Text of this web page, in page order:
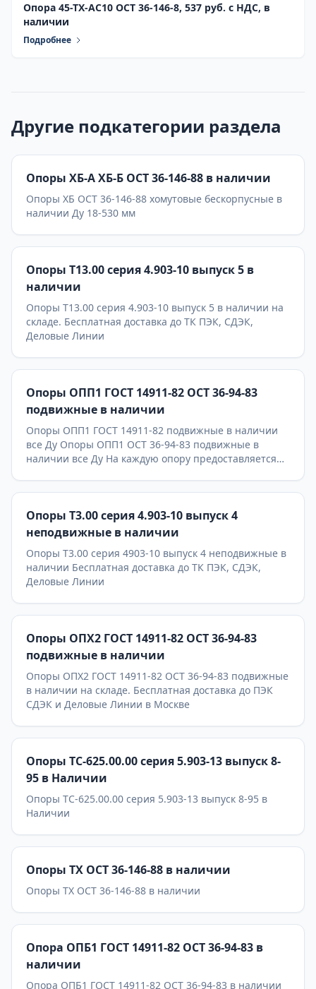
Опора 45-ТХ-АС10 ОСТ 36-146-8, 537 руб. с НДС, в
наличии
Подробнее
Другие подкатегории раздела
Опоры ХБ-А ХБ-Б ОСТ 36-146-88 в наличии
Опоры ХБ ОСТ 36-146-88 хомутовые бескорпусные в
наличии Ду 18-530 мм
Опоры Т13.00 серия 4.903-10 выпуск 5 в
наличии
Опоры Т13.00 серия 4.903-10 выпуск 5 в наличии на
складе. Бесплатная доставка до ТК ПЭК, СДЭК,
Деловые Линии
Опоры ОПП1 ГОСТ 14911-82 ОСТ 36-94-83
подвижные в наличии
Опоры ОПП1 ГОСТ 14911-82 подвижные в наличии
все Ду Опоры ОПП1 ОСТ 36-94-83 подвижные в
наличии все Ду На каждую опору предоставляется
Линии. Главное конкурентное преимущество
Астронэнерго - в наличии опоры на складе!
Опоры Т3.00 серия 4.903-10 выпуск 4
неподвижные в наличии
Опоры Т3.00 серия 4903-10 выпуск 4 неподвижные в
наличии Бесплатная доставка до ТК ПЭК, СДЭК,
Деловые Линии
Опоры ОПХ2 ГОСТ 14911-82 ОСТ 36-94-83
подвижные в наличии
Опоры ОПХ2 ГОСТ 14911-82 ОСТ 36-94-83 подвижные
в наличии на складе. Бесплатная доставка до ПЭК
СДЭК и Деловые Линии в Москве
Опоры ТС-625.00.00 серия 5.903-13 выпуск 8-
95 в Наличии
Опоры ТС-625.00.00 серия 5.903-13 выпуск 8-95 в
Наличии
Опоры ТХ ОСТ 36-146-88 в наличии
Опоры ТХ ОСТ 36-146-88 в наличии
Опора ОПБ1 ГОСТ 14911-82 ОСТ 36-94-83 в
наличии
Опора ОПБ1 ГОСТ 14911-82 ОСТ 36-94-83 в наличии